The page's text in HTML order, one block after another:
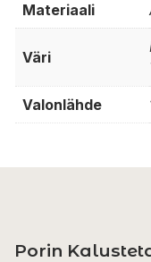
Materiaali
Väri
Valonlähde
Porin